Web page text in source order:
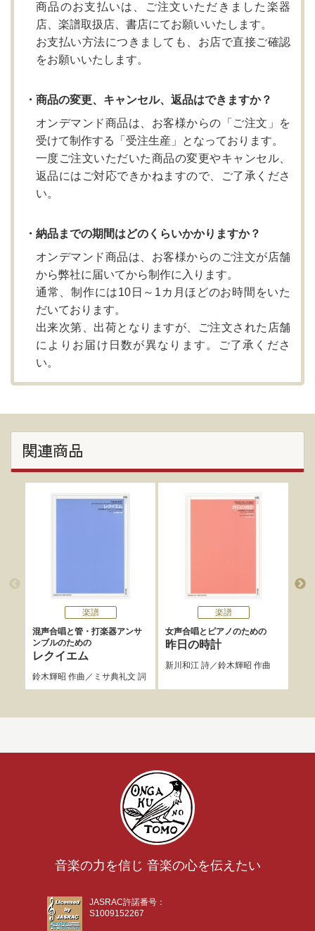
商品のお支払いは、ご注文いただきました楽器
店、楽譜取扱店、書店にてお願いいたします。
お支払い方法につきましても、お店で直接ご確認
をお願いいたします。
・商品の変更、キャンセル、返品はできますか？
オンデマンド商品は、お客様からの「ご注文」を
受けて制作する「受注生産」となっております。
一度ご注文いただいた商品の変更やキャンセル、
返品にはご対応できかねますので、ご了承くださ
い。
・納品までの期間はどのくらいかかりますか？
オンデマンド商品は、お客様からのご注文が店舗
から弊社に届いてから制作に入ります。
通常、制作には10日～1カ月ほどのお時間をいた
だいております。
出来次第、出荷となりますが、ご注文された店舗
によりお届け日数が異なります。ご了承くださ
い。
関連商品
楽譜
混声合唱と管・打楽器アンサ
ンブルのための
レクイエム
鈴木輝昭 作曲／ ミサ典礼文 詞
楽譜
女声合唱とピアノのための
昨日の時計
新川和江詩／鈴木輝昭 作曲
音楽の力を信じ 音楽の心を伝えたい
JASRAC許諾番号：
S1009152267